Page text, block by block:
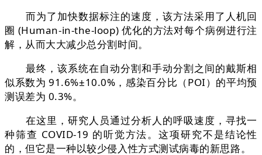
而为了加快数据标注的速度，该方法采用了人机回
圈 (Human-in-the-loop) 优化的方法对每个病例进行注
解，从而大大减少总分割时间。
最终，该系统在自动分割和手动分割之间的戴斯相
似系数为 91.6%±10.0%，感染百分比（POI）的平均预
测误差为 0.3%。
在这里，研究人员通过分析人的呼吸速度，寻找一
种筛查 COVID-19 的听觉方法。这项研究不是结论性
的，但它是一种以较少侵入性方式测试病毒的新思路。